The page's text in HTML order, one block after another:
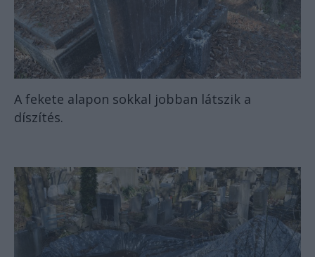
A fekete alapon sokkal jobban látszik a
díszítés.